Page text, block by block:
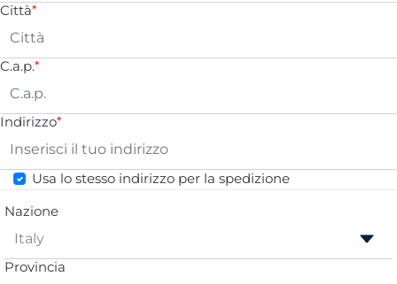
Città*
C.a.p.*
Indirizzo*
Usa lo stesso indirizzo per la spedizione
Nazione
Provincia